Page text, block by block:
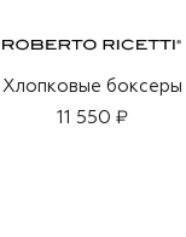
Хлопковые боксеры
11 550 ₽